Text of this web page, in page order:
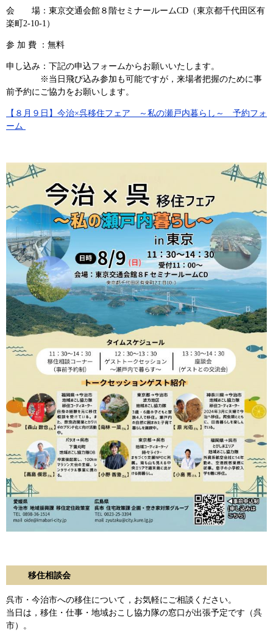
会 場：東京交通会館８階セミナールームCD（東京都千代田区有
楽町2-10-1）
参 加 費 ：無料
申し込み：下記の申込フォームからお願いいたします。
※当日飛び込み参加も可能ですが，来場者把握のために事
前予約にご協力をお願いします。
【８月９日】今治×呉移住フェア ～私の瀬戸内暮らし～ 予約フォ
ーム
移住相談会
呉市・今治市への移住について，お気軽にご相談ください。
当日は，移住・仕事・地域おこし協力隊の窓口が出張予定です（呉
市）。